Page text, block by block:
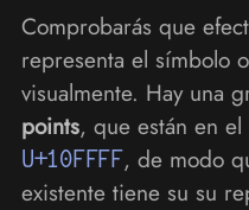
Comprobarás que
representa el símbolo
visualmente. Hay una
points, que están en
U+10FFFF, de modo
existente tiene su su